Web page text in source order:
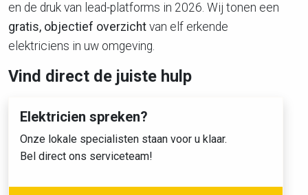
en de druk van lead-platforms in 2026. Wij tonen een
gratis, objectief overzicht van elf erkende
elektriciens in uw omgeving.
Vind direct de juiste hulp
Elektricien spreken?
Onze lokale specialisten staan voor u klaar.
Bel direct ons serviceteam!